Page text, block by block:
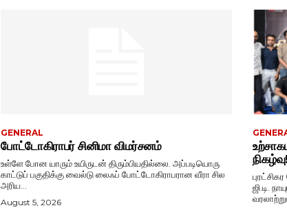
GENERAL
போட்டோகிராபர் சினிமா விமர்சனம்
உள்ளே போன யாரும் உயிருடன் திரும்பியதில்லை. அப்படியொரு
காட்டுப் பகுதிக்கு வைல்டு லைஃப் போட்டோகிராபரான வீரா சில
அரிய...
August 5, 2026
நிகழ்வு!
ஜி.டி.